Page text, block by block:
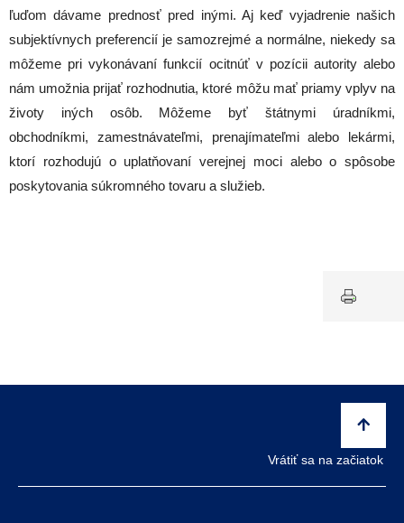
ľuďom dávame prednosť pred inými. Aj keď vyjadrenie našich
subjektívnych preferencií je samozrejmé a normálne, niekedy sa
môžeme pri vykonávaní funkcií ocitnúť v pozícii autority alebo
nám umožnia prijať rozhodnutia, ktoré môžu mať priamy vplyv na
životy iných osôb. Môžeme byť štátnymi úradníkmi,
obchodníkmi, zamestnávateľmi, prenajímateľmi alebo lekármi,
ktorí rozhodujú o uplatňovaní verejnej moci alebo o spôsobe
poskytovania súkromného tovaru a služieb.
Vrátiť sa na začiatok